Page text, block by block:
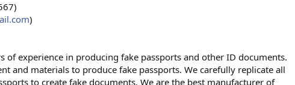
)
of experience in producing fake passports and other ID documents.
and materials to produce fake passports. We carefully replicate all
to create fake documents. We are the best manufacturer of